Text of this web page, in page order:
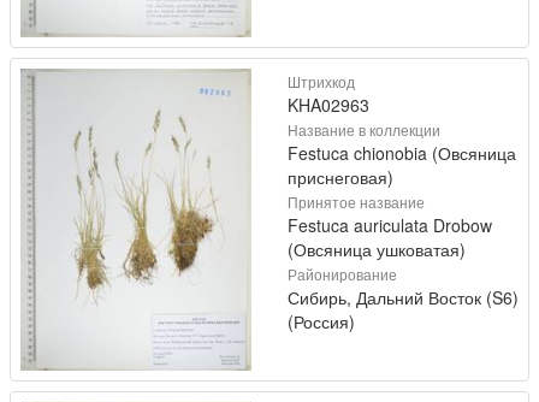
Штрихкод
KHA02963
Название в коллекции
Festuca chionobia (Овсяница
приснеговая)
Принятое название
Festuca auriculata Drobow
(Овсяница ушковатая)
Районирование
Сибирь, Дальний Восток (S6)
(Россия)